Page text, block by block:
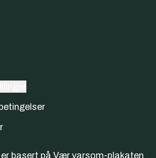
basert på Vær varsom-plakaten